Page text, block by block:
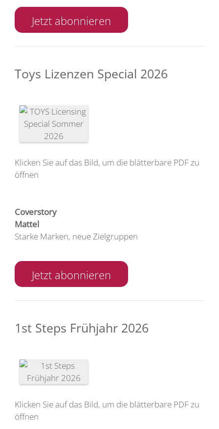
Jetzt abonnieren
Toys Lizenzen Special 2026
Klicken Sie auf das Bild, um die blätterbare PDF zu
öffnen
Coverstory
Mattel
Starke Marken, neue Zielgruppen
Jetzt abonnieren
1st Steps Frühjahr 2026
Klicken Sie auf das Bild, um die blätterbare PDF zu
öffnen